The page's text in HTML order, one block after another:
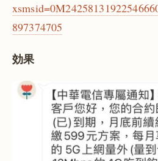
897374705
効果